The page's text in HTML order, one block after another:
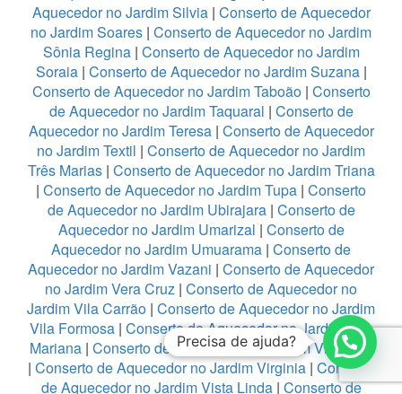
Aquecedor no Jardim Silvia| Conserto de Aquecedor
no Jardim Soares | Conserto de Aquecedor no Jardim
Sônia Regina| Conserto de Aquecedor no Jardim
Soraia| Conserto de Aquecedor no Jardim Suzana|
Conserto de Aquecedor no Jardim Taboão| Conserto
de Aquecedor no Jardim Taquaral | Conserto de
Aquecedor no Jardim Teresa| Conserto de Aquecedor
no Jardim Textil | Conserto de Aquecedor no Jardim
Três Marias| Conserto de Aquecedor no Jardim Triana
| Conserto de Aquecedor no Jardim Tupa | Conserto
de Aquecedor no Jardim Ubirajara| Conserto de
Aquecedor no Jardim Umarizal | Conserto de
Aquecedor no Jardim Umuarama | Conserto de
Aquecedor no Jardim Vazani | Conserto de Aquecedor
no Jardim Vera Cruz | Conserto de Aquecedor no
Jardim Vila Carrão | Conserto de Aquecedor no Jardim
Vila Formosa | Conserto de Aquecedor no Jardim Vila
Mariana | Conserto de Aquecedor no Jardim Vila Rica
| Conserto de Aquecedor no Jardim Virginia| Conserto
de Aquecedor no Jardim Vista Linda| Conserto de
Precisa de ajuda?